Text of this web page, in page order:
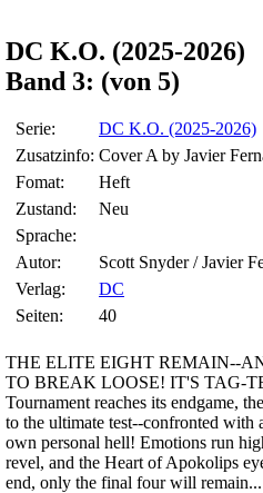
DC K.O. (2025-2026)
Band 3: (von 5)
Serie:
DC K.O. (2025-2026)
Zusatzinfo: Cover A by Javier
Fomat:
Heft
Zustand:
Neu
Sprache:
Autor:
Scott Snyder / Javier
Verlag:
DC
Seiten:
40
THE ELITE EIGHT REMAIN--
TO BREAK LOOSE! IT'S TAG-
Tournament reaches its endgame,
to the ultimate test--confronted with
own personal hell! Emotions run
revel, and the Heart of Apokolips
end, only the final four will remain...